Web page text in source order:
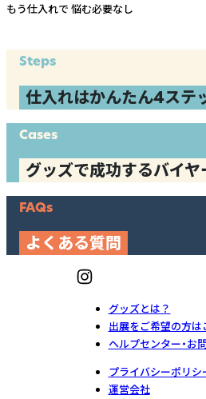
もう仕入れで 悩む必要なし
Steps
仕入れはかんたん4ステ
Cases
グッズで成功するバイヤ
FAQs
よくある質問
グッズとは？
出展をご希望の方は
ヘルプセンター・お
プライバシーポリシ
運営会社